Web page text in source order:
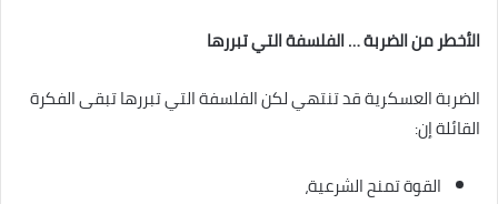
الأخطر من الضربة … الفلسفة التي تبررها
الضربة العسكرية قد تنتهي لكن الفلسفة التي تبررها تبقى الفكرة
القائلة إن:
القوة تمنح الشرعية،